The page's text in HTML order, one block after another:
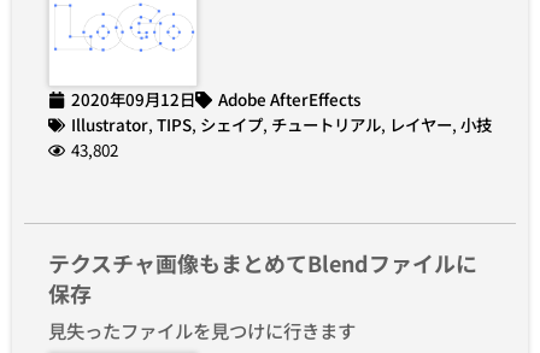
2020年09月12日
Adobe AfterEffects
Illustrator, TIPS, シェイプ, チュートリアル, レイヤー, 小技
43,802
テクスチャ画像もまとめてBlendファイルに
保存
見失ったファイルを見つけに行きます